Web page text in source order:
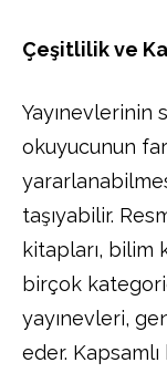
Çeşitlilik ve
Yayınevlerinin
okuyucunun
taşıyabilir.
kitapları,
birçok
yayınevleri,
eder.